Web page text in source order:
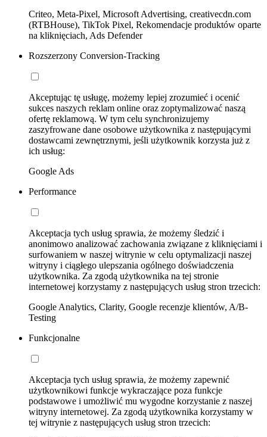
Criteo, Meta-Pixel, Microsoft Advertising, creativecdn.com
(RTBHouse), TikTok Pixel, Rekomendacje produktów oparte
na kliknięciach, Ads Defender
Rozszerzony Conversion-Tracking
Akceptując tę usługę, możemy lepiej zrozumieć i ocenić
sukces naszych reklam online oraz zoptymalizować naszą
ofertę reklamową. W tym celu synchronizujemy
zaszyfrowane dane osobowe użytkownika z następującymi
dostawcami zewnętrznymi, jeśli użytkownik korzysta już z
ich usług:
Google Ads
Performance
Akceptacja tych usług sprawia, że możemy śledzić i
anonimowo analizować zachowania związane z kliknięciami i
surfowaniem w naszej witrynie w celu optymalizacji naszej
witryny i ciągłego ulepszania ogólnego doświadczenia
użytkownika. Za zgodą użytkownika na tej stronie
internetowej korzystamy z następujących usług stron trzecich:
Google Analytics, Clarity, Google recenzje klientów, A/B-
Testing
Funkcjonalne
Akceptacja tych usług sprawia, że możemy zapewnić
użytkownikowi funkcje wykraczające poza funkcje
podstawowe i umożliwić mu wygodne korzystanie z naszej
witryny internetowej. Za zgodą użytkownika korzystamy w
tej witrynie z następujących usług stron trzecich: